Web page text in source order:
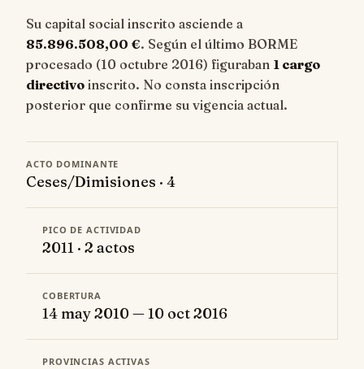
Su capital social inscrito asciende a
85.896.508,00 €. Según el último BORME
procesado (10 octubre 2016) figuraban 1 cargo
directivo inscrito. No consta inscripción
posterior que confirme su vigencia actual.
ACTO DOMINANTE
Ceses/Dimisiones · 4
PICO DE ACTIVIDAD
2011 · 2 actos
COBERTURA
14 may 2010 — 10 oct 2016
PROVINCIAS ACTIVAS